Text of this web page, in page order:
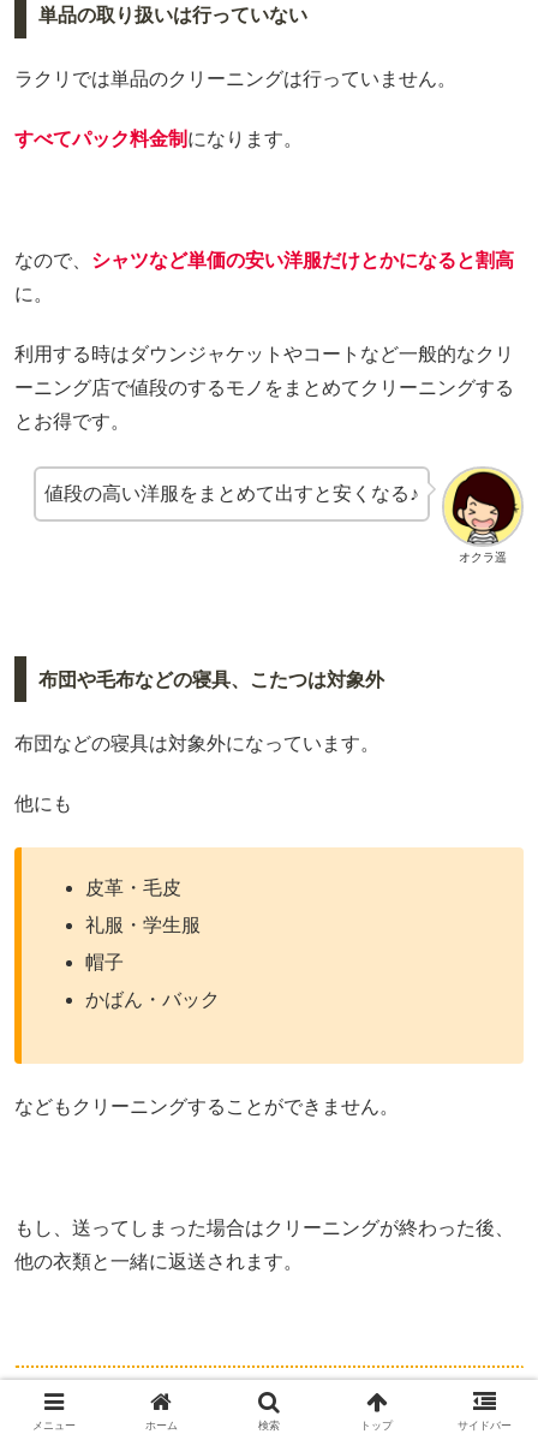
単品の取り扱いは行っていない
ラクリでは単品のクリーニングは行っていません。
すべてパック料金制 になります。
なので、 シャツなど単価の安い洋服だけとかになると割高
に。
利用する時はダウンジャケットやコートなど一般的なクリ
ーニング店で値段のするモノをまとめてクリーニングする
とお得です。
オクラ遥
値段の高い洋服をまとめて出すと安くなる♪
布団や毛布などの寝具、こたつは対象外
布団などの寝具は対象外になっています。
他にも
皮革・毛皮
礼服・学生服
帽子
かばん・バック
などもクリーニングすることができません。
もし、送ってしまった場合はクリーニングが終わった後、
他の衣類と一緒に返送されます。
宅配クリーニング「ラクリ」を利用する前に知ってお
くべきこと
メニュー ホーム 検索 トップ サイドバー